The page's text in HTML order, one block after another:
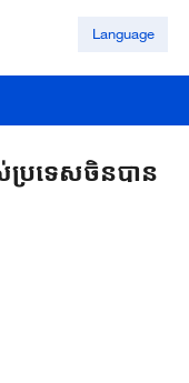
Language
ប្រទេស​ចិន​បាន​